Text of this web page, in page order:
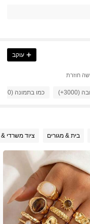
עוקב
כמו בתמונה (3000+)
בית & מגורים ציוד משרדי